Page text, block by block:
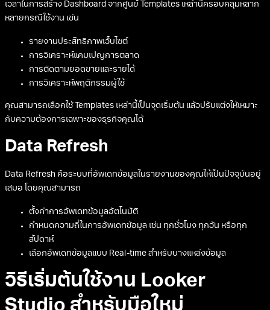
เวลาในการสร้าง Dashboard จากศูนย์ Templates เหล่านี้ครอบคลุมหลาก
หลายกรณีใช้งาน เช่น
รายงานประสิทธิภาพเว็บไซต์
การวิเคราะห์แคมเปญการตลาด
การติดตามยอดขายและรายได้
การวิเคราะห์พฤติกรรมผู้ใช้
คุณสามารถเลือกใช้ Templates เหล่านี้เป็นจุดเริ่มต้น แล้วปรับแต่งให้เหมาะ
กับความต้องการเฉพาะของธุรกิจคุณได้
Data Refresh
Data Refresh คือระบบที่อัพเดทข้อมูลในรายงานของคุณให้เป็นปัจจุบันอยู่
เสมอ โดยคุณสามารถ
ตั้งค่าการอัพเดทข้อมูลอัตโนมัติ
กำหนดความถี่ในการอัพเดทข้อมูล เช่น ทุกชั่วโมง ทุกวัน หรือทุก
สัปดาห์
เลือกอัพเดทข้อมูลแบบ Real-time สำหรับบางแหล่งข้อมูล
วิธีเริ่มต้นใช้งาน Looker